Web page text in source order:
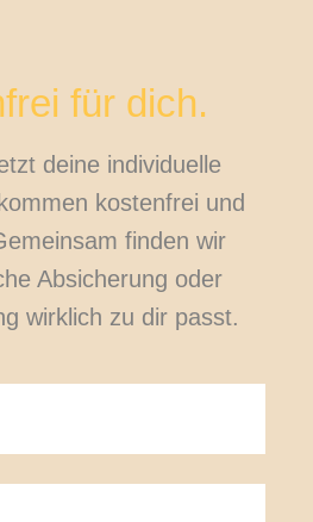
für dich.
deine individuelle
kostenfrei und
finden wir
Absicherung oder
wirklich zu dir passt.